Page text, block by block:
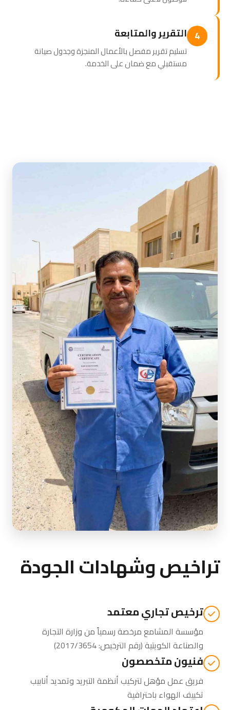
4 التقرير والمتابعة
تسليم تقرير مفصل بالأعمال المنجزة وجدول صيانة
مستقبلي مع ضمان على الخدمة.
تراخيص وشهادات الجودة
ترخيص تجاري معتمد
مؤسسة المشامع مرخصة رسمياً منوزارة التجارة
والصناعة الكويتية(رقم الترخيص: 2017/3654)
فنيون متخصصون
فريق عمل مؤهل لتركيب أنظمة التبريد وتمديد أنابيب
تكييف الهواء باحترافية